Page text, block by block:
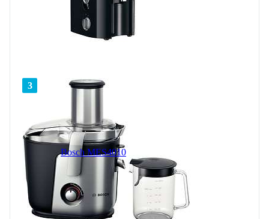
3
Bosch MES4010